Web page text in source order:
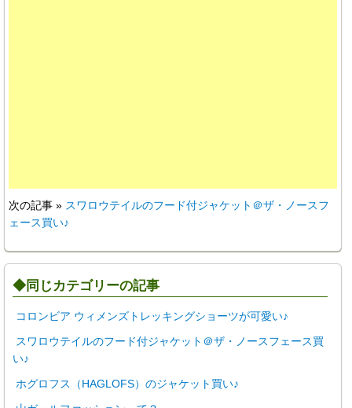
次の記事 » スワロウテイルのフード付ジャケット＠ザ・ノースフ
ェース買い♪
◆同じカテゴリーの記事
コロンビア ウィメンズトレッキングショーツが可愛い♪
スワロウテイルのフード付ジャケット＠ザ・ノースフェース買
い♪
ホグロフス（HAGLOFS）のジャケット買い♪